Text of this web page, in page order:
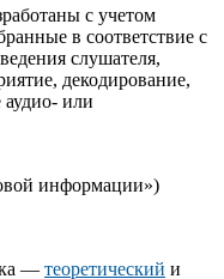
с учетом
в соответствие с
слушателя,
декодирование,
аудио- или
информации»)
— теоретический и